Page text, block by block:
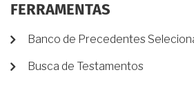
FERRAMENTAS
Banco de Precedentes
Busca de Testamentos